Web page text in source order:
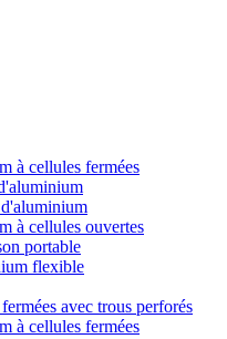
à cellules fermées
d'aluminium
à cellules ouvertes
portable
flexible
avec trous perforés
à cellules fermées